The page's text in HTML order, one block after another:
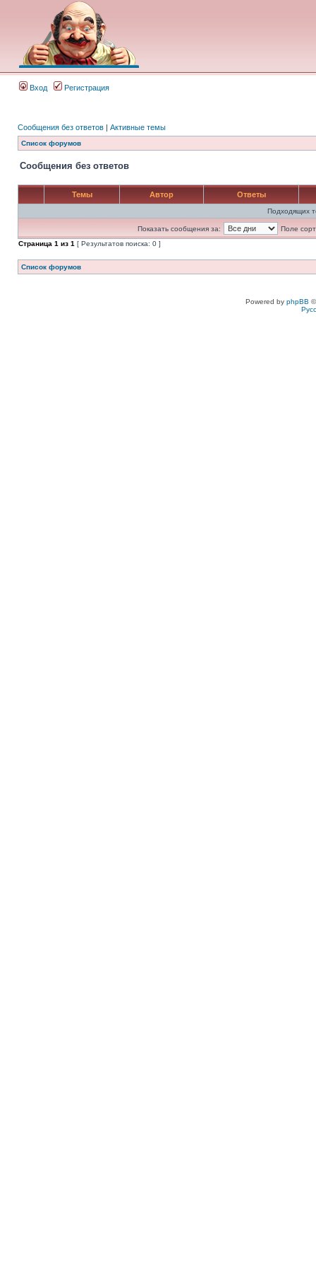
Вход Регистрация
Сообщения без ответов | Активные темы
Список форумов
Сообщения без ответов
Темы Автор Ответы
Подходящих
Показать сообщения за:
Поле
Страница 1 из 1 [ Результатов поиска: 0 ]
Список форумов
Powered by phpBB